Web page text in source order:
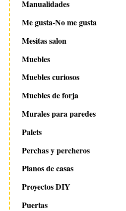
Manualidades
Me gusta-No me gusta
Mesitas salon
Muebles
Muebles curiosos
Muebles de forja
Murales para paredes
Palets
Perchas y percheros
Planos de casas
Proyectos DIY
Puertas